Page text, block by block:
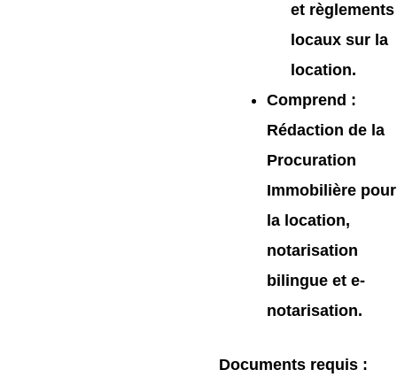
et règlements
locaux sur la
location.
Comprend :
Rédaction de la
Procuration
Immobilière pour
la location,
notarisation
bilingue et e-
notarisation.
Documents requis: